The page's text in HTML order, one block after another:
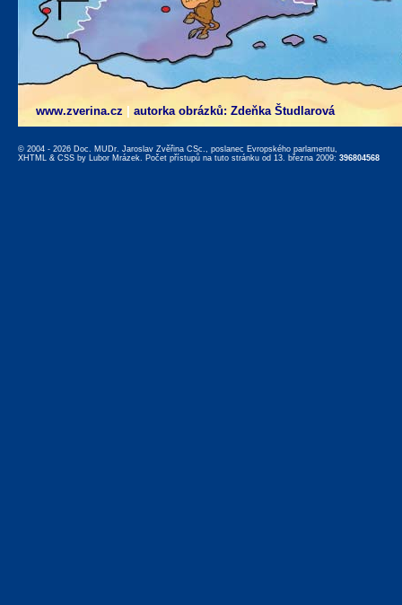
www.zverina.cz autorka obrázků: Zdeňka Študlarová
© 2004 - 2026 Doc. MUDr. Jaroslav Zvěřina CSc., poslanec Evropského parlamentu,
XHTML & CSS by Lubor Mrázek. Počet přístupů na tuto stránku od 13. března 2009: 396804568